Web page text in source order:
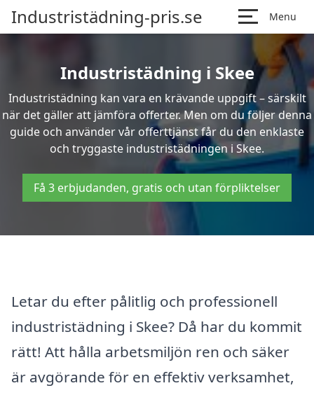
Industristädning-pris.se Menu
Industristädning i Skee
Industristädning kan vara en krävande uppgift – särskilt
när det gäller att jämföra offerter. Men om du följer denna
guide och använder vår offerttjänst får du den enklaste
och tryggaste industristädningen i Skee.
Få 3 erbjudanden, gratis och utan förpliktelser
Letar du efter pålitlig och professionell
industristädning i Skee? Då har du kommit
rätt! Att hålla arbetsmiljön ren och säker
är avgörande för en effektiv verksamhet,